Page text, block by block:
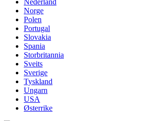
Nederland
Norge
Polen
Portugal
Slovakia
Spania
Storbritannia
Sveits
Sverige
Tyskland
Ungarn
USA
Østerrike